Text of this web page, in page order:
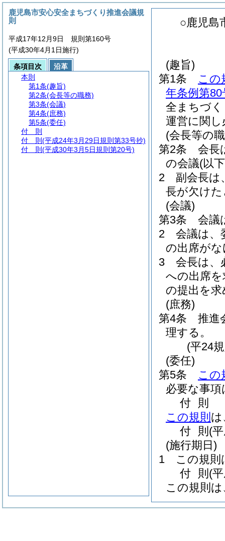
○鹿児島
(趣旨)
第1条
この
年条例第80
全まちづ
運営に関
(会長等の
第2条
会長
の会議(以
2
副会長は
長が欠け
(会議)
第3条
会議
2
会議は、
の出席が
3
会長は、
への出席
の提出を
(庶務)
第4条
推進
理する。
(平24
(委任)
第5条
この
必要な事
付 則
この規則 は
付 則 (
(施行期日)
1
この規則
付 則 (
この規則
鹿児島市安心安全まちづくり推進会議規
則
平成17年12月9日 規則第160号
(平成30年4月1日施行)
条項目次
沿革
本則
第1条(趣旨)
第2条(会長等の職務)
第3条(会議)
第4条(庶務)
第5条(委任)
付 則
付 則 (平成24年3月29日規則第33号抄)
付 則 (平成30年3月5日規則第20号)